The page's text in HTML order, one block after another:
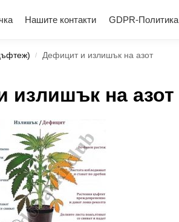
Нашите контакти GDPR-Политика
/ Дефицит и излишък на азот
излишък на азот